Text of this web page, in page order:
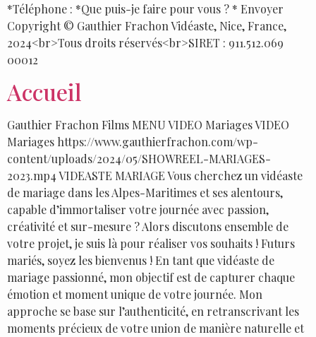
*Téléphone : *Que puis-je faire pour vous ? * Envoyer
Copyright © Gauthier Frachon Vidéaste, Nice, France,
2024<br>Tous droits réservés<br>SIRET : 911.512.069
00012
Accueil
Gauthier Frachon Films MENU VIDEO Mariages VIDEO
Mariages https://www.gauthierfrachon.com/wp-
content/uploads/2024/05/SHOWREEL-MARIAGES-
2023.mp4 VIDEASTE MARIAGE Vous cherchez un vidéaste
de mariage dans les Alpes-Maritimes et ses alentours,
capable d’immortaliser votre journée avec passion,
créativité et sur-mesure ? Alors discutons ensemble de
votre projet, je suis là pour réaliser vos souhaits ! Futurs
mariés, soyez les bienvenus ! En tant que vidéaste de
mariage passionné, mon objectif est de capturer chaque
émotion et moment unique de votre journée. Mon
approche se base sur l’authenticité, en retranscrivant les
moments précieux de votre union de manière naturelle et